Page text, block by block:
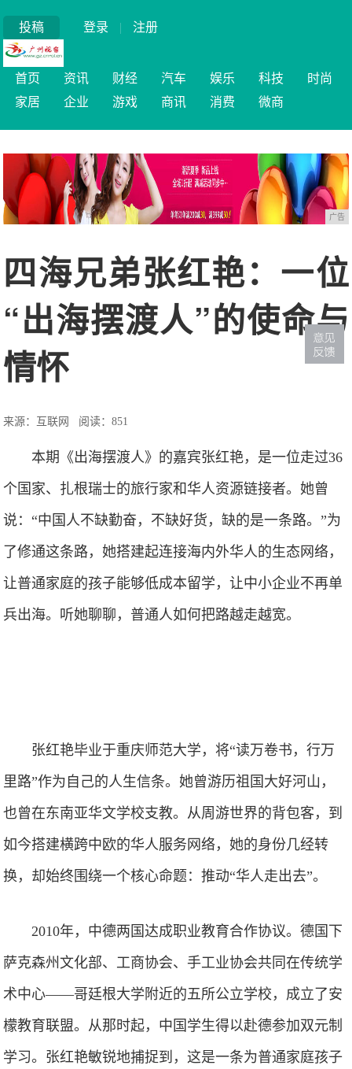
投稿 登录 | 注册
首页 资讯 财经 汽车 娱乐 科技
时尚
家居
企业 游戏 商讯 消费 微商
广告
四海兄弟张红艳：一位
“出海摆渡人”的使命与
情怀
来源：互联网 阅读：851
本期《出海摆渡人》的嘉宾张红艳，是一位走过36
个国家、扎根瑞士的旅行家和华人资源链接者。她曾
说：“中国人不缺勤奋，不缺好货，缺的是一条路。”为
了修通这条路，她搭建起连接海内外华人的生态网络，
让普通家庭的孩子能够低成本留学，让中小企业不再单
兵出海。听她聊聊，普通人如何把路越走越宽。
张红艳毕业于重庆师范大学，将“读万卷书，行万
里路”作为自己的人生信条。她曾游历祖国大好河山，
也曾在东南亚华文学校支教。从周游世界的背包客，到
如今搭建横跨中欧的华人服务网络，她的身份几经转
换，却始终围绕一个核心命题：推动“华人走出去”。
2010年，中德两国达成职业教育合作协议。德国下
萨克森州文化部、工商协会、手工业协会共同在传统学
术中心——哥廷根大学附近的五所公立学校，成立了安
檬教育联盟。从那时起，中国学生得以赴德参加双元制
学习。张红艳敏锐地捕捉到，这是一条为普通家庭孩子